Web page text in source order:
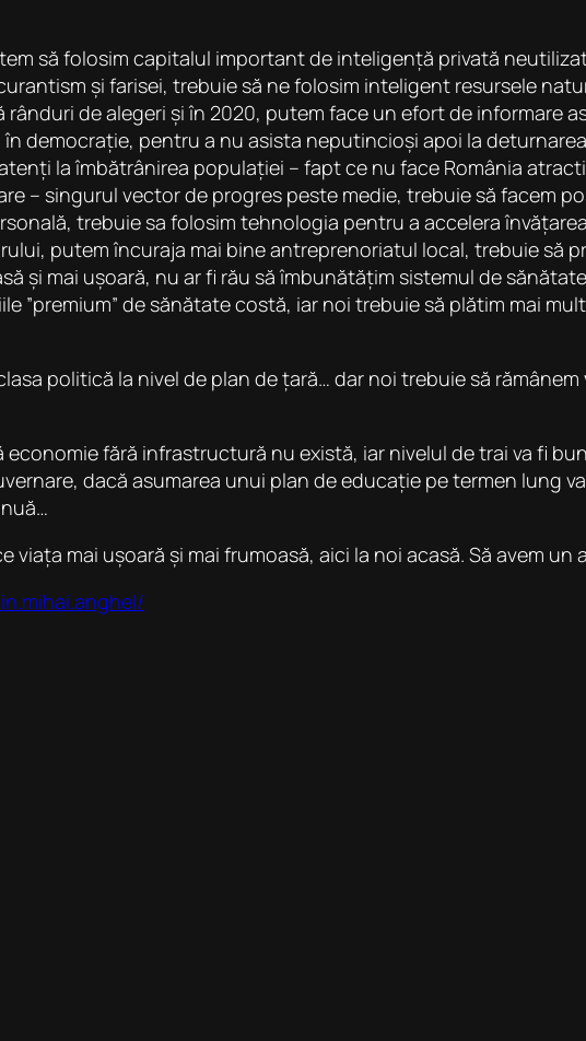
să folosim capitalul important de inteligență privată
și farisei, trebuie să ne folosim inteligent resursele
rânduri de alegeri și în 2020, putem face un efort de informare
democrație, pentru a nu asista neputincioși apoi la
la îmbătrânirea populației – fapt ce nu face România
– singurul vector de progres peste medie, trebuie să facem
trebuie sa folosim tehnologia pentru a accelera
putem încuraja mai bine antreprenoriatul local, trebuie să
și mai ușoară, nu ar fi rău să îmbunătățim sistemul de
”premium” de sănătate costă, iar noi trebuie să plătim mai
politică la nivel de plan de țară… dar noi trebuie să rămânem
fără infrastructură nu există, iar nivelul de trai va fi
dacă asumarea unui plan de educație pe termen lung
…
mai ușoară și mai frumoasă, aici la noi acasă. Să avem un